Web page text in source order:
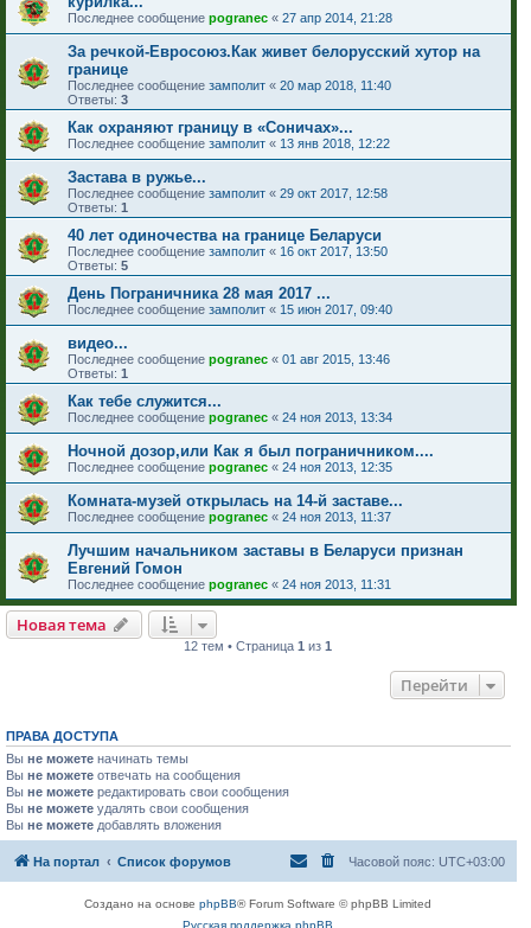
Последнее сообщение pogranec « 27 апр 2014, 21:28
За речкой-Евросоюз.Как живет белорусский хутор на
границе
Последнее сообщение замполит « 20 мар 2018, 11:40
Ответы: 3
Как охраняют границу в «Соничах»...
Последнее сообщение замполит « 13 янв 2018, 12:22
Застава в ружье...
Последнее сообщение замполит « 29 окт 2017, 12:58
Ответы: 1
40 лет одиночества на границе Беларуси
Последнее сообщение замполит « 16 окт 2017, 13:50
Ответы: 5
День Пограничника 28 мая 2017 ...
Последнее сообщение замполит « 15 июн 2017, 09:40
видео...
Последнее сообщение pogranec « 01 авг 2015, 13:46
Ответы: 1
Как тебе служится...
Последнее сообщение pogranec « 24 ноя 2013, 13:34
Ночной дозор,или Как я был пограничником....
Последнее сообщение pogranec « 24 ноя 2013, 12:35
Комната-музей открылась на 14-й заставе...
Последнее сообщение pogranec « 24 ноя 2013, 11:37
Лучшим начальником заставы в Беларуси признан
Евгений Гомон
Последнее сообщение pogranec « 24 ноя 2013, 11:31
Новая тема
12 тем • Страница1 из1
Перейти
ПРАВА ДОСТУПА
Вы не можете начинать темы
Вы не можете отвечать на сообщения
Вы не можете редактировать свои сообщения
Вы не можете удалять свои сообщения
Вы не можете добавлять вложения
На портал Список форумов Часовой пояс: UTC+03:00
Создано на основеphpBB® Forum Software © phpBB Limited
Русская поддержка phpBB